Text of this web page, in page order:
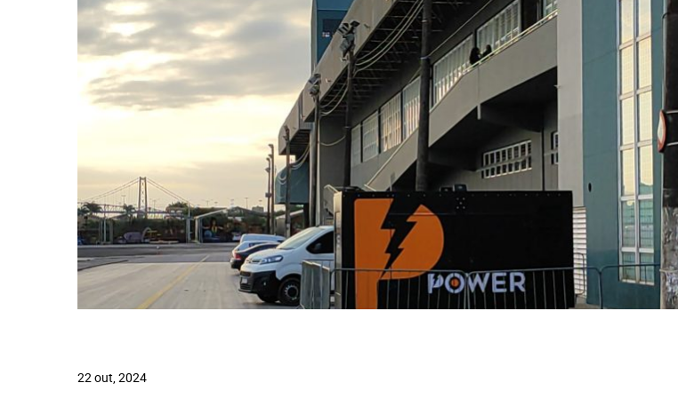
22 out, 2024